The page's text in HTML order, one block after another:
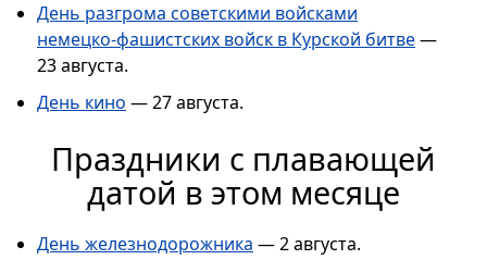
День разгрома советскими войсками
немецко-фашистских войск в Курской битве—
23 августа.
День кино — 27 августа.
Праздники с плавающей
датой в этом месяце
День железнодорожника — 2 августа.